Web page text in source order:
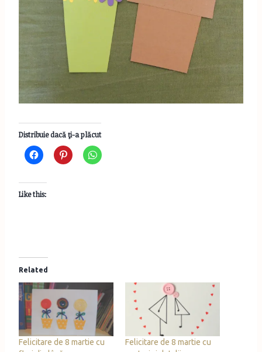
Distribuie dacă ţi-a plăcut
Like this:
Related
Felicitare de 8 martie cu
Felicitare de 8 martie cu